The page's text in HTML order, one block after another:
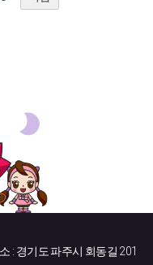
: 경기도 파주시 회동길 201